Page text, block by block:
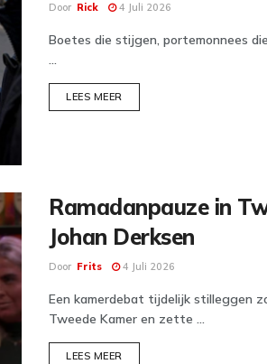
Door Rick 4 Juli 2026
Boetes die stijgen, portemonnees
...
LEES MEER
Ramadanpauze in
Johan Derksen
Door Frits 4 Juli 2026
Een kamerdebat tijdelijk stilleggen
Tweede Kamer en zette ...
LEES MEER